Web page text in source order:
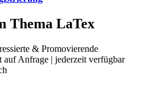
Thema LaTex
& Promovierende
Anfrage | jederzeit verfügbar